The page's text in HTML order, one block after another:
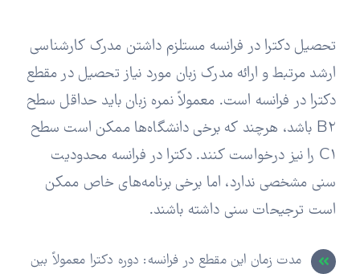
تحصیل دکترا در فرانسه مستلزم داشتن مدرک کارشناسی
ارشد مرتبط و ارائه مدرک زبان مورد نیاز تحصیل در مقطع
دکترا در فرانسه است. معمولاً نمره زبان باید حداقل سطح
B2 باشد، هرچند که برخی دانشگاه‌ها ممکن است سطح
C1 را نیز درخواست کنند. دکترا در فرانسه محدودیت
سنی مشخصی ندارد، اما برخی برنامه‌های خاص ممکن
است ترجیحات سنی داشته باشند.
مدت زمان این مقطع در فرانسه: دوره دکترا معمولاً بین